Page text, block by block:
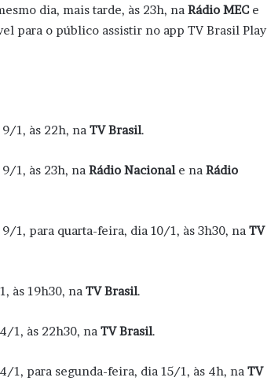
dia, mais tarde, às 23h, na Rádio MECe
para o público assistir no app TV Brasil Play
1, às 22h, na TV Brasil.
1, às 23h, na Rádio Nacionale na Rádio
1, para quarta-feira, dia 10/1, às 3h30, na TV
às 19h30, na TV Brasil.
1, às 22h30, na TV Brasil.
1, para segunda-feira, dia 15/1, às 4h, na TV